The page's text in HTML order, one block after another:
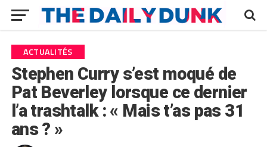
ACTUALITÉS
Stephen Curry s’est moqué de
Pat Beverley lorsque ce dernier
l’a trashtalk : « Mais t’as pas 31
ans ? »